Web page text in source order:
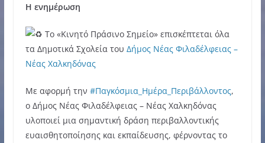
Η ενημέρωση
Το «Κινητό Πράσινο Σημείο» επισκέπτεται όλα
τα Δημοτικά Σχολεία του Δήμος Νέας Φιλαδέλφειας –
Νέας Χαλκηδόνας
Με αφορμή την #Παγκόσμια_Ημέρα_Περιβάλλοντος,
ο Δήμος Νέας Φιλαδέλφειας – Νέας Χαλκηδόνας
υλοποιεί μια σημαντική δράση περιβαλλοντικής
ευαισθητοποίησης και εκπαίδευσης, φέρνοντας το